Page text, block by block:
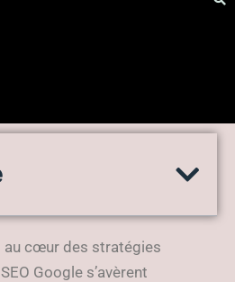
le
au cœur des stratégies
Google s’avèrent